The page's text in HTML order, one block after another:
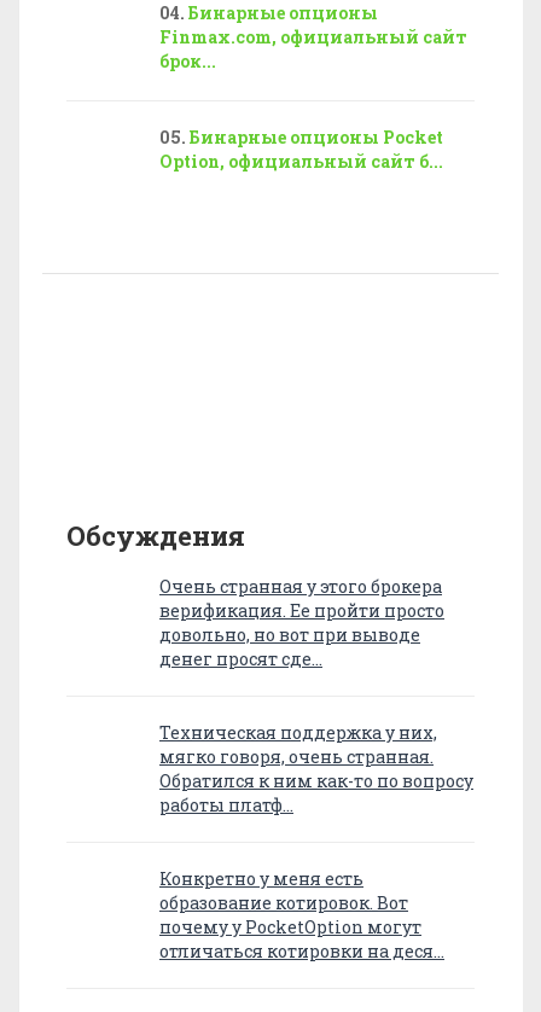
Бинарные опционы
Finmax.com, официальный сайт
брок...
Бинарные опционы Pocket
Option, официальный сайт б...
Обсуждения
Очень странная у этого брокера
верификация. Ее пройти просто
довольно, но вот при выводе
денег просят сде…
Техническая поддержка у них,
мягко говоря, очень странная.
Обратился к ним как-то по вопросу
работы платф…
Конкретно у меня есть
образование котировок. Вот
почему у PocketOption могут
отличаться котировки на деся…